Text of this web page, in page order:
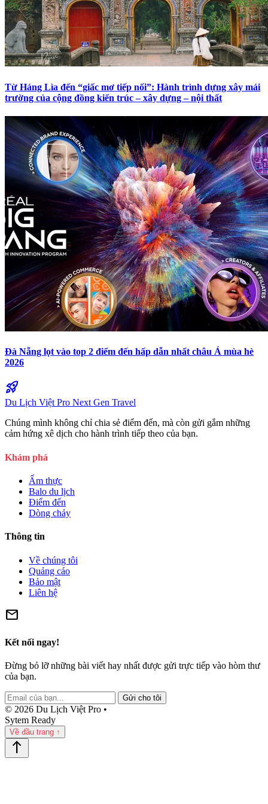
Từ Háng Lìa đến “giấc mơ tiếp nối”: Hành trình dựng xây mái
trường của cộng đồng kiến trúc – xây dựng – nội thất
Đà Nẵng lọt vào top 2 điểm đến hấp dẫn nhất châu Á mùa hè
2026
rocket_launch
Du Lịch Việt Pro Next Gen Travel
Chúng mình không chỉ chia sẻ điểm đến, mà còn gửi gắm những
cảm hứng xê dịch cho hành trình tiếp theo của bạn.
Khám phá
Ẩm thực
Balo du lịch
Điểm đến
Dòng chảy
Thông tin
Về chúng tôi
Quảng cáo
Bảo mật
Liên hệ
mail
Kết nối ngay!
Đừng bỏ lỡ những bài viết hay nhất được gửi trực tiếp vào hòm thư
của bạn.
Gửi cho tôi
© 2026 Du Lịch Việt Pro •
Sytem Ready
Về đầu trang ↑
north